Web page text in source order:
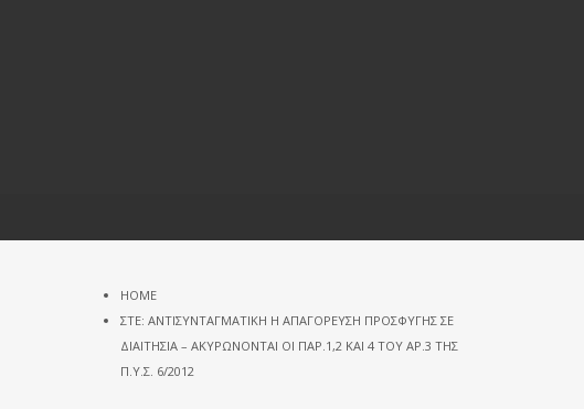
HOME
ΣΤΕ: ΑΝΤΙΣΥΝΤΑΓΜΑΤΙΚΉ Η ΑΠΑΓΌΡΕΥΣΗ ΠΡΟΣΦΥΓΉΣ ΣΕ
ΔΙΑΙΤΗΣΊΑ – ΑΚΥΡΏΝΟΝΤΑΙ ΟΙ ΠΑΡ.1,2 ΚΑΙ 4 ΤΟΥ ΆΡ.3 ΤΗΣ
Π.Υ.Σ. 6/2012